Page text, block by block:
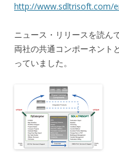
http://www.sdltrisoft.com/
ニュース・リリースを読ん
両社の共通コンポーネント
っていました。